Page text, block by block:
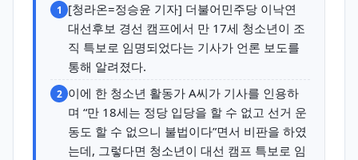
1 [청라온=정승윤 기자] 더불어민주당 이낙연
대선후보 경선 캠프에서 만 17세 청소년이 조
직 특보로 임명되었다는 기사가 언론 보도를
통해 알려졌다.
2 이에 한 청소년 활동가 A씨가 기사를 인용하
며 “만 18세는 정당 입당을 할 수 없고 선거 운
동도 할 수 없으니 불법이다”면서 비판을 하였
는데, 그렇다면 청소년이 대선 캠프 특보로 임